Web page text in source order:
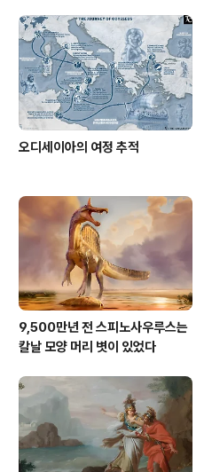
오디세이아의 여정 추적
9,500만년 전 스피노사우루스는
칼날 모양 머리 볏이 있었다